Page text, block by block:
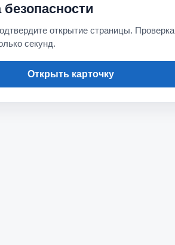
открытие страницы. Проверка
секунд.
Открыть карточку